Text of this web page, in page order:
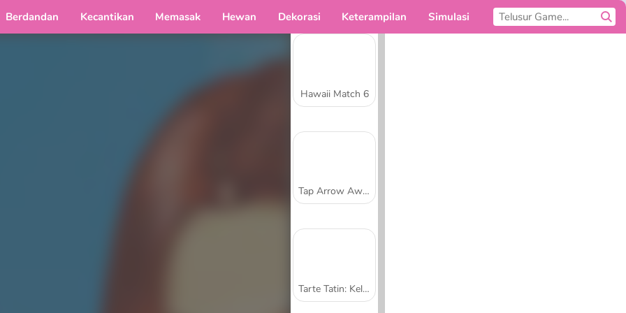
Berdandan Kecantikan Memasak Hewan Dekorasi Keterampilan Simulasi
Hawaii Match 6
Tap Arrow Away
Tarte Tatin: Kelas Memasak Sara